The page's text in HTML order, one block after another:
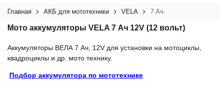
Главная АКБ для мототехники VELA 7 Ач
Мото аккумуляторы VELA 7 Ач 12V (12 вольт)
Аккумуляторы ВЕЛА 7 Ач, 12V для установки на мотоциклы,
квадроциклы и др. мото технику.
Подбор аккумулятора по мототехнике